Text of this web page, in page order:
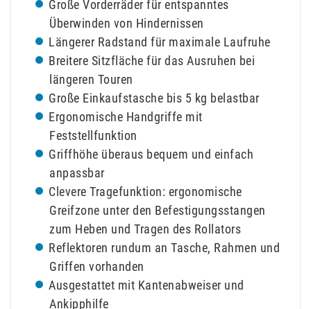
Große Vorderräder für entspanntes
Überwinden von Hindernissen
Längerer Radstand für maximale Laufruhe
Breitere Sitzfläche für das Ausruhen bei
längeren Touren
Große Einkaufstasche bis 5 kg belastbar
Ergonomische Handgriffe mit
Feststellfunktion
Griffhöhe überaus bequem und einfach
anpassbar
Clevere Tragefunktion: ergonomische
Greifzone unter den Befestigungsstangen
zum Heben und Tragen des Rollators
Reflektoren rundum an Tasche, Rahmen und
Griffen vorhanden
Ausgestattet mit Kantenabweiser und
Ankipphilfe